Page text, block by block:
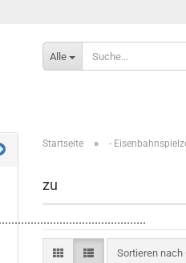
Alle
Startseite » -
zu
Sortieren nach
Sortieren nach